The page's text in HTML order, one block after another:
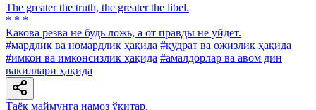
The greater the truth, the greater the libel.
* * *
Какова резва не будь ложь, а от правды не уйдет.
#мардлик ва номардлик ҳақида #қудрат ва ожизлик ҳақида
#имкон ва имконсизлик ҳақида #амалдорлар ва авом дин
вакиллари ҳақида
Таёқ маймунга намоз ўқитар.